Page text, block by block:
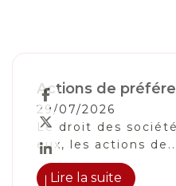
Actions de
29/07/2026
Le droit des
eux, les actions
Lire la suite